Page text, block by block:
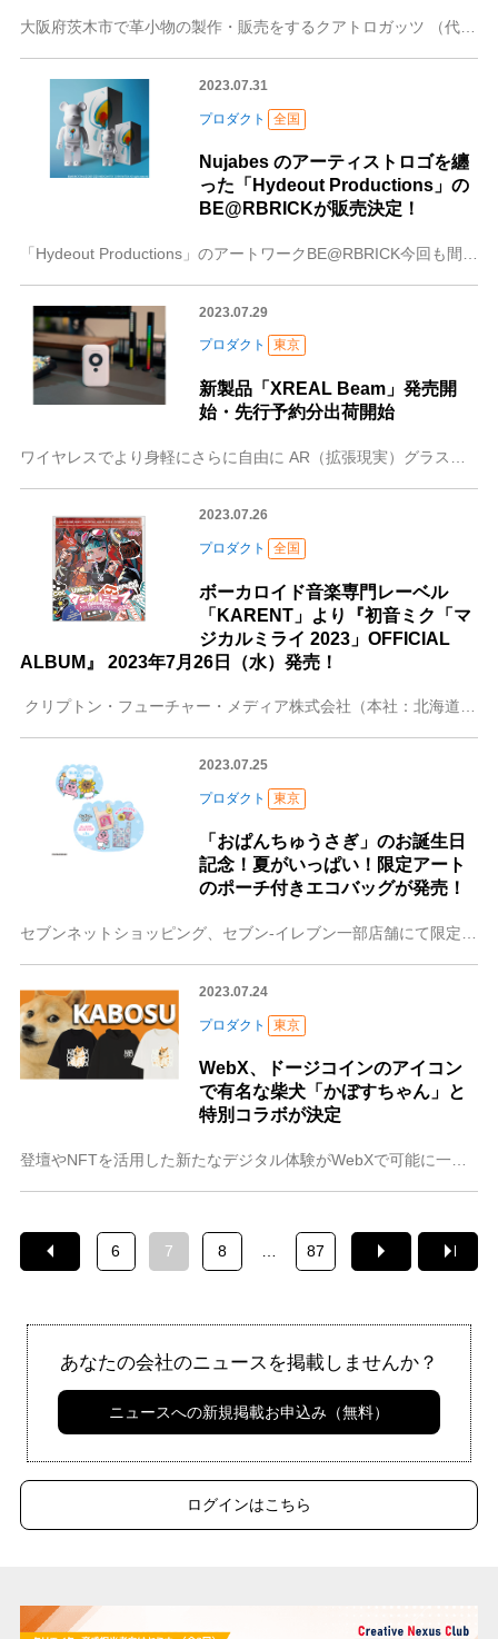
大阪府茨木市で革小物の製作・販売をするクアトロガッツ （代表：中辻大也 ナカツジヒロヤ）は、公式HPにて「スマホの写真でつくるオリジナルブレスレット」のオーダー
2023.07.31
プロダクト 全国
Nujabes のアーティストロゴを纏
った「Hydeout Productions」の
BE@RBRICKが販売決定！
2023.07.29
プロダクト 東京
新製品「XREAL Beam」発売開
始・先行予約分出荷開始
2023.07.26
プロダクト 全国
ボーカロイド音楽専門レーベル
「KARENT」より『初音ミク「マ
ジカルミライ 2023」OFFICIAL
ALBUM』 2023年7月26日（水）発売！
クリプトン・フューチャー・メディア株式会社（本社：北海道札幌市、代表取締役：伊藤博之）は、2023年7月26日（水）に、運営するボーカロイド音楽専門
2023.07.25
プロダクト 東京
「おぱんちゅうさぎ」のお誕生日
記念！夏がいっぱい！限定アート
のポーチ付きエコバッグが発売！
2023.07.24
プロダクト 東京
WebX、ドージコインのアイコン
で有名な柴犬「かぼすちゃん」と
特別コラボが決定
6 7 8 … 87
あなたの会社のニュースを掲載しませんか？
ニュースへの新規掲載お申込み（無料）
ログインはこちら